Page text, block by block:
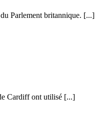
Parlement britannique. [...]
Cardiff ont utilisé [...]